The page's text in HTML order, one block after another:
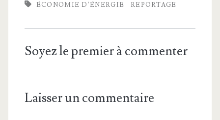
ÉCONOMIE D'ÉNERGIE REPORTAGE
Soyez le premier à commenter
Laisser un commentaire